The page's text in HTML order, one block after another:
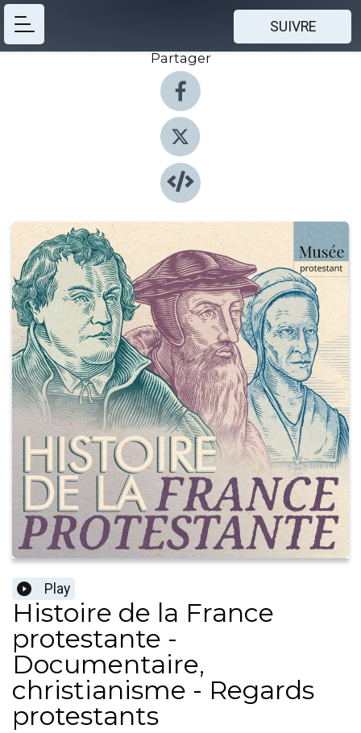
SUIVRE
Partager
Play
Histoire de la France
protestante -
Documentaire,
christianisme - Regards
protestants